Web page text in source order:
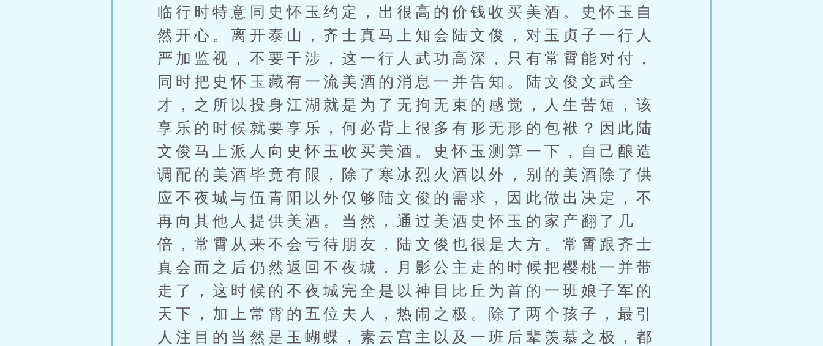
临行时特意同史怀玉约定，出很高的价钱收买美酒。史怀玉自
然开心。离开泰山，齐士真马上知会陆文俊，对玉贞子一行人
严加监视，不要干涉，这一行人武功高深，只有常霄能对付，
同时把史怀玉藏有一流美酒的消息一并告知。陆文俊文武全
才，之所以投身江湖就是为了无拘无束的感觉，人生苦短，该
享乐的时候就要享乐，何必背上很多有形无形的包袱？因此陆
文俊马上派人向史怀玉收买美酒。史怀玉测算一下，自己酿造
调配的美酒毕竟有限，除了寒冰烈火酒以外，别的美酒除了供
应不夜城与伍青阳以外仅够陆文俊的需求，因此做出决定，不
再向其他人提供美酒。当然，通过美酒史怀玉的家产翻了几
倍，常霄从来不会亏待朋友，陆文俊也很是大方。常霄跟齐士
真会面之后仍然返回不夜城，月影公主走的时候把樱桃一并带
走了，这时候的不夜城完全是以神目比丘为首的一班娘子军的
天下，加上常霄的五位夫人，热闹之极。除了两个孩子，最引
人注目的当然是玉蝴蝶，素云宫主以及一班后辈羡慕之极，都